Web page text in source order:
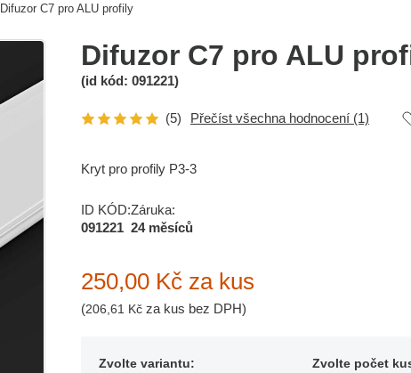
Difuzor C7 pro ALU profily
Difuzor C7 pro ALU
(id kód: 091221)
(5) Přečíst všechna hodnocení (1)
Kryt pro profily P3-3
ID KÓD:
091221
Záruka:
24 měsíců
250,00 Kč za kus
(206,61 Kč za kus bez DPH)
Zvolte variantu: Zvolte počet